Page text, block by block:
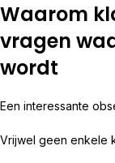
Waarom
vragen
wordt
Een interessante
Vrijwel geen enkele